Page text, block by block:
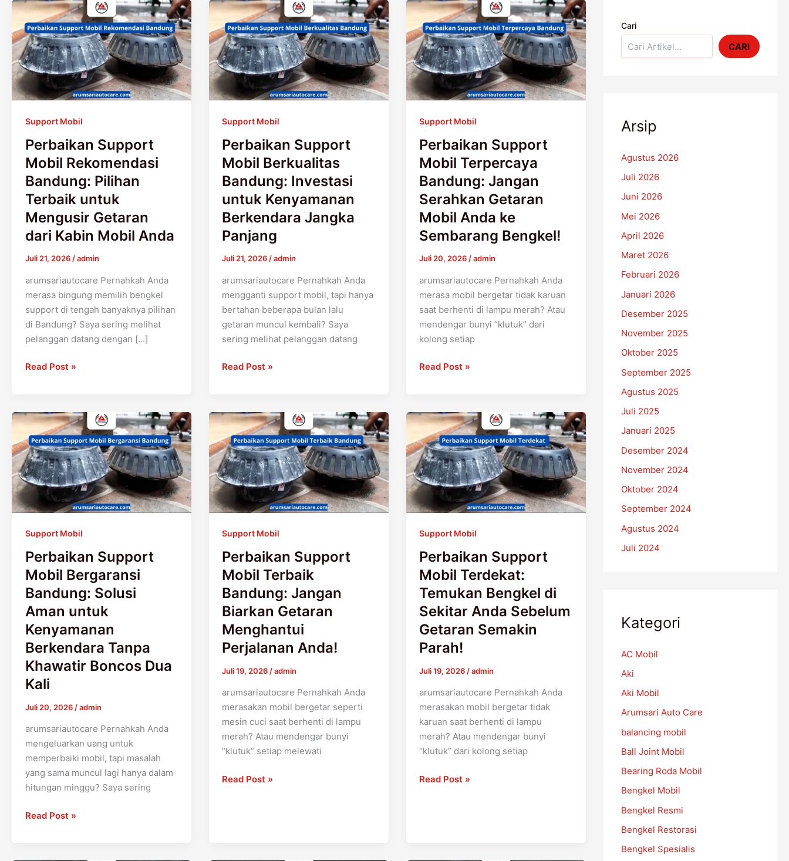
Support Mobil
Perbaikan Support
Mobil Rekomendasi
Bandung: Pilihan
Terbaik untuk
Mengusir Getaran
dari Kabin Mobil Anda
Juli 21, 2026 /admin
arumsariautocare Pernahkah Anda
merasa bingung memilih bengkel
support di tengah banyaknya pilihan
di Bandung? Saya sering melihat
pelanggan datang dengan […]
Perbaikan
Support
Mobil
Rekomendasi
Bandung:
Pilihan
Terbaik
Mengusir
Getaran
dari
Kabin
Mobil
Anda
Read Post »
Support Mobil
Perbaikan Support
Mobil Berkualitas
Bandung: Investasi
untuk Kenyamanan
Berkendara Jangka
Panjang
Juli 21, 2026 /admin
arumsariautocare Pernahkah Anda
mengganti support mobil, tapi hanya
bertahan beberapa bulan lalu
getaran muncul kembali? Saya
sering melihat pelanggan datang
Perbaikan
Support
Mobil
Berkualitas
Bandung:
Investasi
untuk
Berkendara
Jangka
Panjang
Read Post »
Support Mobil
Perbaikan Support
Mobil Terpercaya
Bandung: Jangan
Serahkan Getaran
Mobil Anda ke
Sembarang Bengkel!
Juli 20, 2026 /admin
arumsariautocare Pernahkah Anda
merasa mobil bergetar tidak karuan
saat berhenti di lampu merah? Atau
mendengar bunyi “klutuk” dari
kolong setiap
Perbaikan
Support
Mobil
Terpercaya
Bandung:
Jangan
Serahkan
Mobil
Anda
ke
Sembarang
Bengkel!
Read Post »
Support Mobil
Perbaikan Support
Mobil Bergaransi
Bandung: Solusi
Aman untuk
Kenyamanan
Berkendara Tanpa
Khawatir Boncos Dua
Kali
Juli 20, 2026 /admin
arumsariautocare Pernahkah Anda
mengeluarkan uang untuk
memperbaiki mobil, tapi masalah
yang sama muncul lagi hanya dalam
hitungan minggu? Saya sering
Perbaikan
Support
Mobil
Bergaransi
Bandung:
Solusi
Aman
Kenyamanan
Berkendara
Tanpa
Khawatir
Boncos
Dua
Kali
Read Post »
Support Mobil
Perbaikan Support
Mobil Terbaik
Bandung: Jangan
Biarkan Getaran
Menghantui
Perjalanan Anda!
Juli 19, 2026 /admin
arumsariautocare Pernahkah Anda
merasakan mobil bergetar seperti
mesin cuci saat berhenti di lampu
merah? Atau mendengar bunyi
“klutuk” setiap melewati
Perbaikan
Support
Mobil
Terbaik
Bandung:
Jangan
Biarkan
Menghantui
Perjalanan
Anda!
Read Post »
Support Mobil
Perbaikan Support
Mobil Terdekat:
Temukan Bengkel di
Sekitar Anda Sebelum
Getaran Semakin
Parah!
Juli 19, 2026 /admin
arumsariautocare Pernahkah Anda
merasakan mobil bergetar tidak
karuan saat berhenti di lampu
merah? Atau mendengar bunyi
“klutuk” dari kolong setiap
Perbaikan
Support
Mobil
Terdekat:
Temukan
Bengkel
di
Anda
Sebelum
Getaran
Semakin
Parah!
Read Post »
Cari
CARI
Arsip
Agustus 2026
Juli 2026
Juni 2026
Mei 2026
April 2026
Maret 2026
Februari 2026
Januari 2026
Desember 2025
November 2025
Oktober 2025
September 2025
Agustus 2025
Juli 2025
Januari 2025
Desember 2024
November 2024
Oktober 2024
September 2024
Agustus 2024
Juli 2024
Kategori
AC Mobil
Aki
Aki Mobil
Arumsari Auto Care
balancing mobil
Ball Joint Mobil
Bearing Roda Mobil
Bengkel Mobil
Bengkel Resmi
Bengkel Restorasi
Bengkel Spesialis